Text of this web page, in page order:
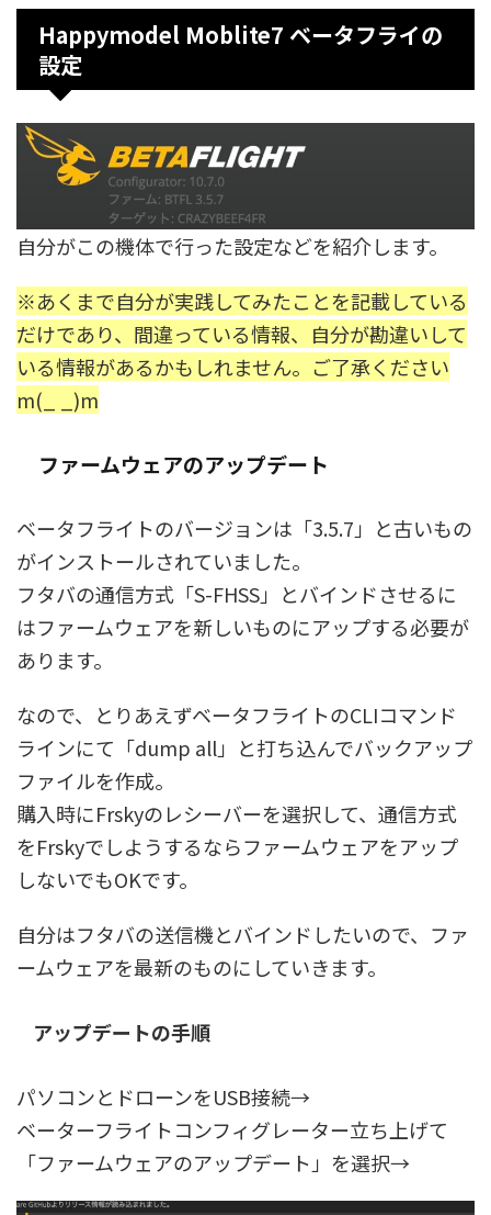
Happymodel Moblite7 ベータフライの
設定
自分がこの機体で行った設定などを紹介します。
※あくまで自分が実践してみたことを記載している
だけであり、間違っている情報、自分が勘違いして
いる情報があるかもしれません。ご了承ください
m(_ _)m
ファームウェアのアップデート
ベータフライトのバージョンは「3.5.7」と古いもの
がインストールされていました。
フタバの通信方式「S-FHSS」とバインドさせるに
はファームウェアを新しいものにアップする必要が
あります。
なので、とりあえずベータフライトのCLIコマンド
ラインにて「dump all」と打ち込んでバックアップ
ファイルを作成。
購入時にFrskyのレシーバーを選択して、通信方式
をFrskyでしようするならファームウェアをアップ
しないでもOKです。
自分はフタバの送信機とバインドしたいので、ファ
ームウェアを最新のものにしていきます。
アップデートの手順
パソコンとドローンをUSB接続→
ベーターフライトコンフィグレーター立ち上げて
「ファームウェアのアップデート」を選択→